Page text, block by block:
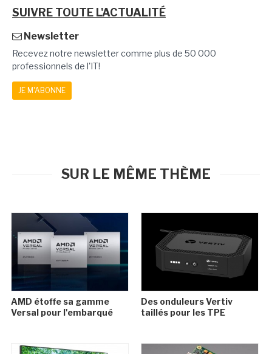
SUIVRE TOUTE L'ACTUALITÉ
Newsletter
Recevez notre newsletter comme plus de 50 000
professionnels de l'IT!
JE M'ABONNE
SUR LE MÊME THÈME
AMD étoffe sa gamme
Versal pour l'embarqué
Des onduleurs Vertiv
taillés pour les TPE